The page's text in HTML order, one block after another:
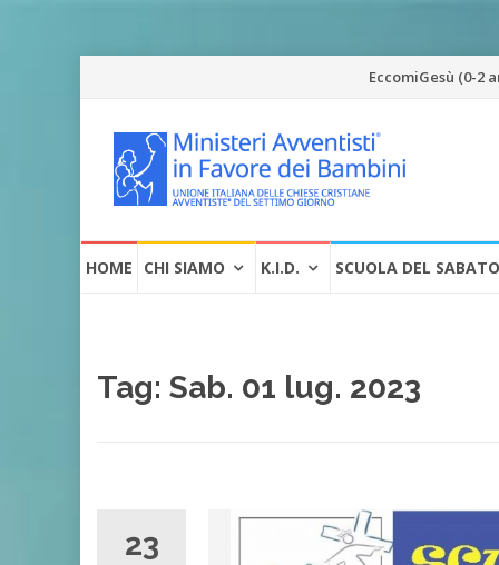
Vai
contenuto
EccomiGesù (0-2
alHOME CHI SIAMO K.I.D. SCUOLA DEL SABATO
Tag: Sab. 01 lug. 2023
23